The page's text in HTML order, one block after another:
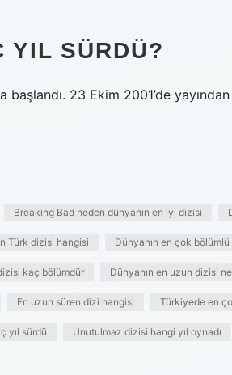
YIL SÜRDÜ?
23 Ekim 2001’de yayından
Breaking Bad neden dünyanın en iyi dizisi
Türk dizisi hangisi Dünyanın en çok
kaç bölümdür Dünyanın en uzun dizisi
En uzun süren dizi hangisi Türkiyede en
yıl sürdü Unutulmaz dizisi hangi yıl oynadı